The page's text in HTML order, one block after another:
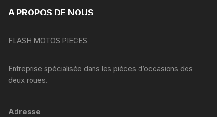
A PROPOS DE NOUS
FLASH MOTOS PIECES
Entreprise spécialisée dans les pièces d’occasions des
deux roues.
Adresse